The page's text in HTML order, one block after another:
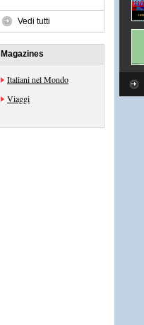
Vedi tutti
Magazines
Italiani nel Mondo
Viaggi